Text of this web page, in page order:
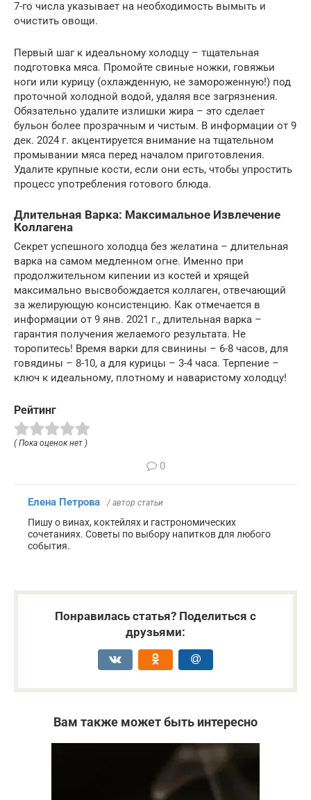
7-го числа указывает на необходимость вымыть и
очистить овощи.
Первый шаг к идеальному холодцу – тщательная
подготовка мяса. Промойте свиные ножки, говяжьи
ноги или курицу (охлажденную, не замороженную!) под
проточной холодной водой, удаляя все загрязнения.
Обязательно удалите излишки жира – это сделает
бульон более прозрачным и чистым. В информации от 9
дек. 2024 г. акцентируется внимание на тщательном
промывании мяса перед началом приготовления.
Удалите крупные кости, если они есть, чтобы упростить
процесс употребления готового блюда.
Длительная Варка: Максимальное Извлечение
Коллагена
Секрет успешного холодца без желатина – длительная
варка на самом медленном огне. Именно при
продолжительном кипении из костей и хрящей
максимально высвобождается коллаген, отвечающий
за желирующую консистенцию. Как отмечается в
информации от 9 янв. 2021 г., длительная варка –
гарантия получения желаемого результата. Не
торопитесь! Время варки для свинины – 6-8 часов, для
говядины – 8-10, а для курицы – 3-4 часа. Терпение –
ключ к идеальному, плотному и наваристому холодцу!
Рейтинг
( Пока оценок нет )
0
Елена Петрова / автор статьи
Пишу о винах, коктейлях и гастрономических
сочетаниях. Советы по выбору напитков для любого
события.
Понравилась статья? Поделиться с
друзьями:
Вам также может быть интересно